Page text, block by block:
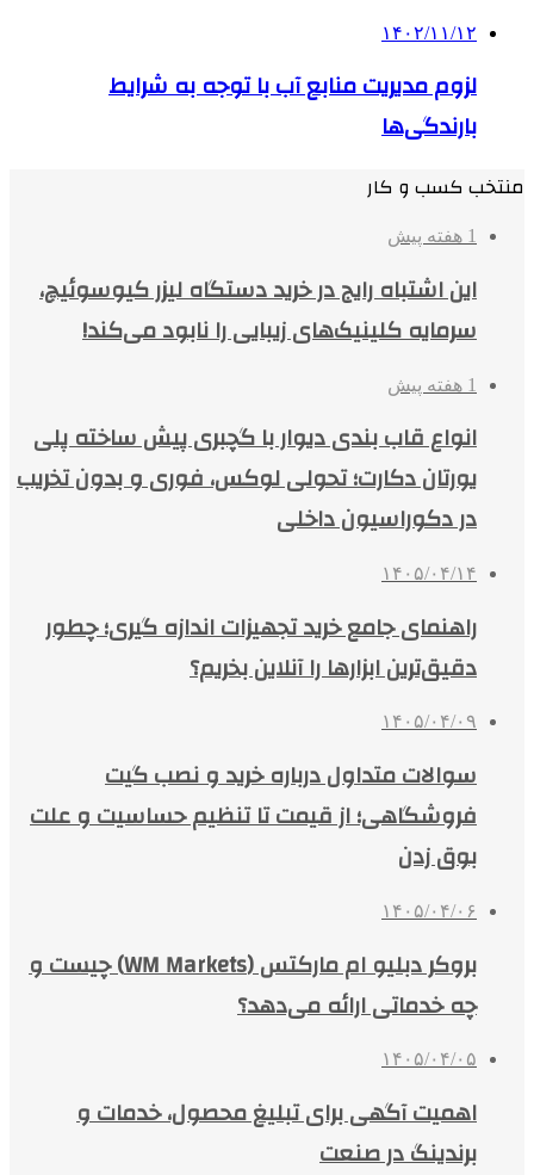
۱۴۰۲/۱۱/۱۲
لزوم مدیریت منابع آب با توجه به شرایط
بارندگی‌ها
منتخب کسب و کار
1 هفته پیش
این اشتباه رایج در خرید دستگاه لیزر کیوسوئیچ،
سرمایه کلینیک‌های زیبایی را نابود می‌کند!
1 هفته پیش
انواع قاب بندی دیوار با گچبری پیش ساخته پلی
یورتان دکارت؛ تحولی لوکس، فوری و بدون تخریب
در دکوراسیون داخلی
۱۴۰۵/۰۴/۱۴
راهنمای جامع خرید تجهیزات اندازه گیری؛ چطور
دقیق‌ترین ابزارها را آنلاین بخریم؟
۱۴۰۵/۰۴/۰۹
سوالات متداول درباره خرید و نصب گیت
فروشگاهی؛ از قیمت تا تنظیم حساسیت و علت
بوق زدن
۱۴۰۵/۰۴/۰۶
بروکر دبلیو ام مارکتس (WM Markets) چیست و
چه خدماتی ارائه می‌دهد؟
۱۴۰۵/۰۴/۰۵
اهمیت آگهی برای تبلیغ محصول، خدمات و
برندینگ در صنعت